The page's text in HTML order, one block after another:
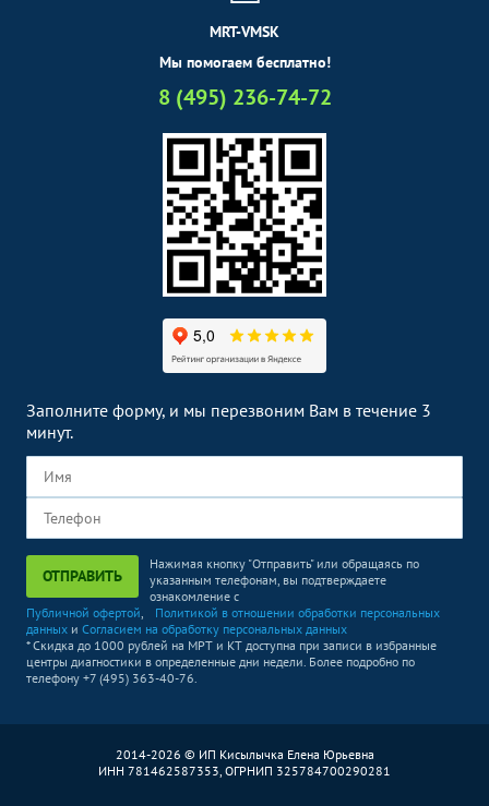
MRT-VMSK
Мы помогаем бесплатно!
8 (495) 236-74-72
Заполните форму, и мы перезвоним Вам в течение 3
минут.
ОТПРАВИТЬ
Нажимая кнопку "Отправить" или обращаясь по
указанным телефонам, вы подтверждаете
ознакомление с
Публичной офертой,
Политикой в отношении обработки персональных
данных и Согласием на обработку персональных данных
* Скидка до 1000 рублей на МРТ и КТ доступна при записи в избранные
центры диагностики в определенные дни недели. Более подробно по
телефону +7 (495) 363-40-76.
2014-2026 © ИП Кисылычка Елена Юрьевна
ИНН 781462587353, ОГРНИП 325784700290281